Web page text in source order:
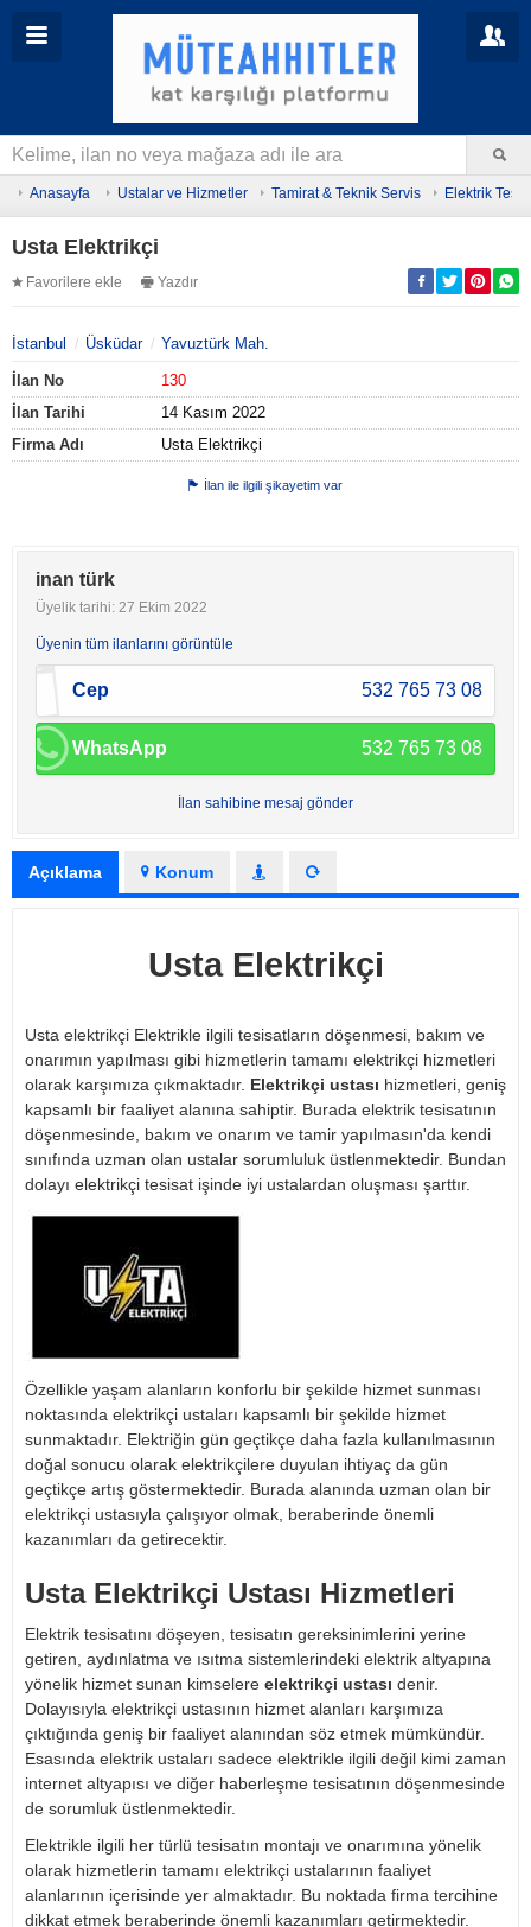
Anasayfa Ustalar ve Hizmetler Tamirat & Teknik Servis Elektrik
Usta Elektrikçi
Favorilere ekle Yazdır
İstanbul Üsküdar Yavuztürk Mah.
İlan No
130
İlan Tarihi
14 Kasım 2022
Firma Adı
Usta Elektrikçi
İlan ile ilgili şikayetim var
inan türk
Üyelik tarihi: 27 Ekim 2022
Üyenin tüm ilanlarını görüntüle
Cep 532 765 73 08
WhatsApp 532 765 73 08
İlan sahibine mesaj gönder
Açıklama Konum
Usta Elektrikçi
Usta elektrikçi Elektrikle ilgili tesisatların döşenmesi, bakım ve
onarımın yapılması gibi hizmetlerin tamamı elektrikçi hizmetleri
olarak karşımıza çıkmaktadır. Elektrikçi ustası hizmetleri, geniş
kapsamlı bir faaliyet alanına sahiptir. Burada elektrik tesisatının
döşenmesinde, bakım ve onarım ve tamir yapılmasın'da kendi
sınıfında uzman olan ustalar sorumluluk üstlenmektedir. Bundan
dolayı elektrikçi tesisat işinde iyi ustalardan oluşması şarttır.
Özellikle yaşam alanların konforlu bir şekilde hizmet sunması
noktasında elektrikçi ustaları kapsamlı bir şekilde hizmet
sunmaktadır. Elektriğin gün geçtikçe daha fazla kullanılmasının
doğal sonucu olarak elektrikçilere duyulan ihtiyaç da gün
geçtikçe artış göstermektedir. Burada alanında uzman olan bir
elektrikçi ustasıyla çalışıyor olmak, beraberinde önemli
kazanımları da getirecektir.
Usta Elektrikçi Ustası Hizmetleri
Elektrik tesisatını döşeyen, tesisatın gereksinimlerini yerine
getiren, aydınlatma ve ısıtma sistemlerindeki elektrik altyapına
yönelik hizmet sunan kimselere elektrikçi ustası denir.
Dolayısıyla elektrikçi ustasının hizmet alanları karşımıza
çıktığında geniş bir faaliyet alanından söz etmek mümkündür.
Esasında elektrik ustaları sadece elektrikle ilgili değil kimi zaman
internet altyapısı ve diğer haberleşme tesisatının döşenmesinde
de sorumluk üstlenmektedir.
Elektrikle ilgili her türlü tesisatın montajı ve onarımına yönelik
olarak hizmetlerin tamamı elektrikçi ustalarının faaliyet
alanlarının içerisinde yer almaktadır. Bu noktada firma tercihine
dikkat etmek beraberinde önemli kazanımları getirmektedir.